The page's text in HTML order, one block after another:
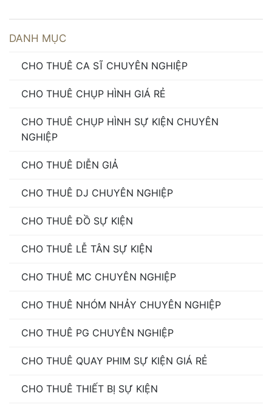
ca sĩ quảng cáo theo yêu cầu
Dịch Vụ Thuê Band Nhạc Dân Tộc
Band Nhạc Dân Tộc
, hợp đồng thuê ca sĩ
Đồng Thuê Band Nhạc Dân Tộc,
DANH MỤC
CHO THUÊ CA SĨ CHUYÊN NGHIỆP
CHO THUÊ CHỤP HÌNH GIÁ RẺ
CHO THUÊ CHỤP HÌNH SỰ KIỆN CHUYÊN
NGHIỆP
CHO THUÊ DIỄN GIẢ
CHO THUÊ DJ CHUYÊN NGHIỆP
CHO THUÊ ĐỒ SỰ KIỆN
CHO THUÊ LỄ TÂN SỰ KIỆN
CHO THUÊ MC CHUYÊN NGHIỆP
CHO THUÊ NHÓM NHẢY CHUYÊN NGHIỆP
CHO THUÊ PG CHUYÊN NGHIỆP
CHO THUÊ QUAY PHIM SỰ KIỆN GIÁ RẺ
CHO THUÊ THIẾT BỊ SỰ KIỆN